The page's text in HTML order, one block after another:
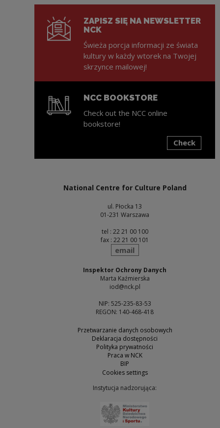
ZAPISZ SIĘ NA NEWSLETTER
NCK
Świeża porcja informacji ze świata
kultury w każdy wtorek na Twojej
skrzynce mailowej!
NCC BOOKSTORE
Check out the NCC online
bookstore!
Check
National Centre for Culture Poland
ul. Płocka 13
01-231 Warszawa
tel : 22 21 00 100
fax : 22 21 00 101
send
email
Inspektor Ochrony Danych
Marta Kaźmierska
iod@nck.pl
NIP: 525-235-83-53
REGON: 140-468-418
Przetwarzanie danych osobowych
Deklaracja dostępności
Polityka prywatności
Praca w NCK
BIP
Cookies settings
Instytucja nadzorująca: